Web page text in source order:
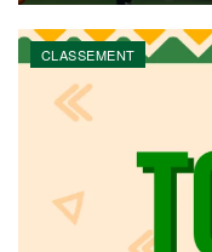
CLASSEMENT